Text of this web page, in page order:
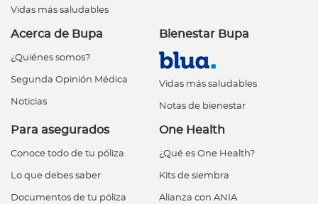
Vidas más saludables
Acerca de Bupa
¿Quiénes somos?
Segunda Opinión Médica
Noticias
Bienestar Bupa
Vidas más saludables
Notas de bienestar
Para asegurados
Conoce todo de tu póliza
Lo que debes saber
Documentos de tu póliza
One Health
¿Qué es One Health?
Kits de siembra
Alianza con ANIA